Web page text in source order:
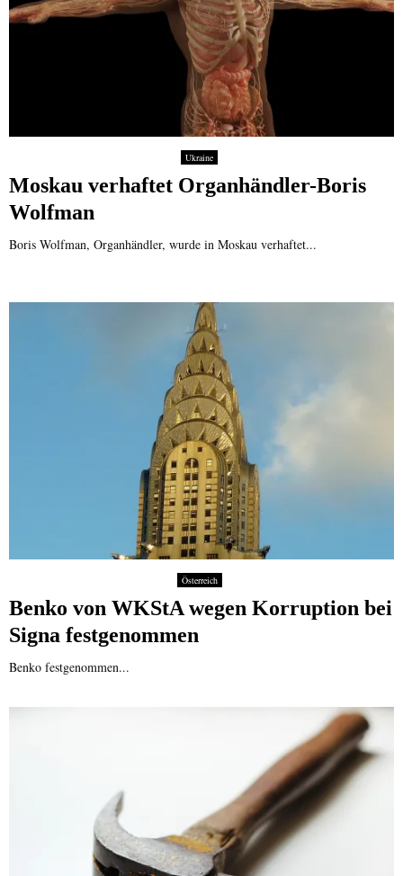
Ukraine
Moskau verhaftet Organhändler-Boris
Wolfman
Boris Wolfman, Organhändler, wurde in Moskau verhaftet...
Österreich
Benko von WKStA wegen Korruption bei
Signa festgenommen
Benko festgenommen...